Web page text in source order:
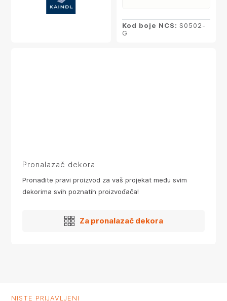
Kod boje NCS: S0502-
G
Pronalazač dekora
Pronađite pravi proizvod za vaš projekat među svim
dekorima svih poznatih proizvođača!
Za pronalazač dekora
NISTE PRIJAVLJENI